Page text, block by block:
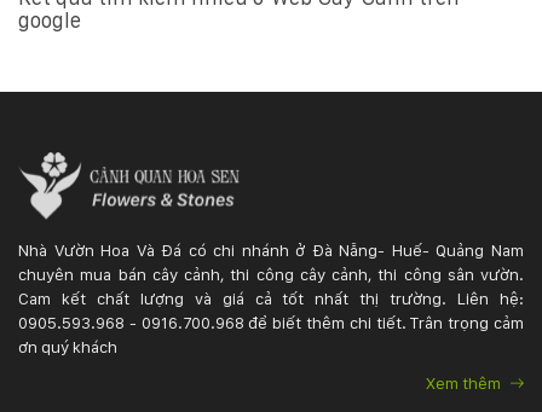
google
Nhà Vườn Hoa Và Đá có chi nhánh ở Đà Nẵng- Huế- Quảng Nam
chuyên mua bán cây cảnh, thi công cây cảnh, thi công sân vườn.
Cam kết chất lượng và giá cả tốt nhất thị trường. Liên hệ:
0905.593.968 - 0916.700.968 để biết thêm chi tiết. Trân trọng cảm
ơn quý khách
Xem thêm